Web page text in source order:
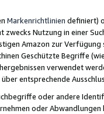
Markenrichtlinien definiert)
zwecks Nutzung in einer
Amazon zur
Geschützte Begriffe
verwendet
entsprechende
oder andere
oder